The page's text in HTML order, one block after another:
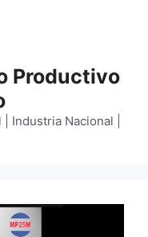
Productivo
Industria Nacional |